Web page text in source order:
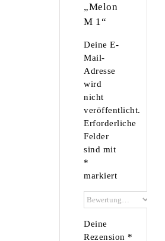
„Melon
M 1“
Deine E-
Mail-
Adresse
wird
nicht
veröffentlicht.
Erforderliche
Felder
sind mit
*
markiert
Deine
Rezension *